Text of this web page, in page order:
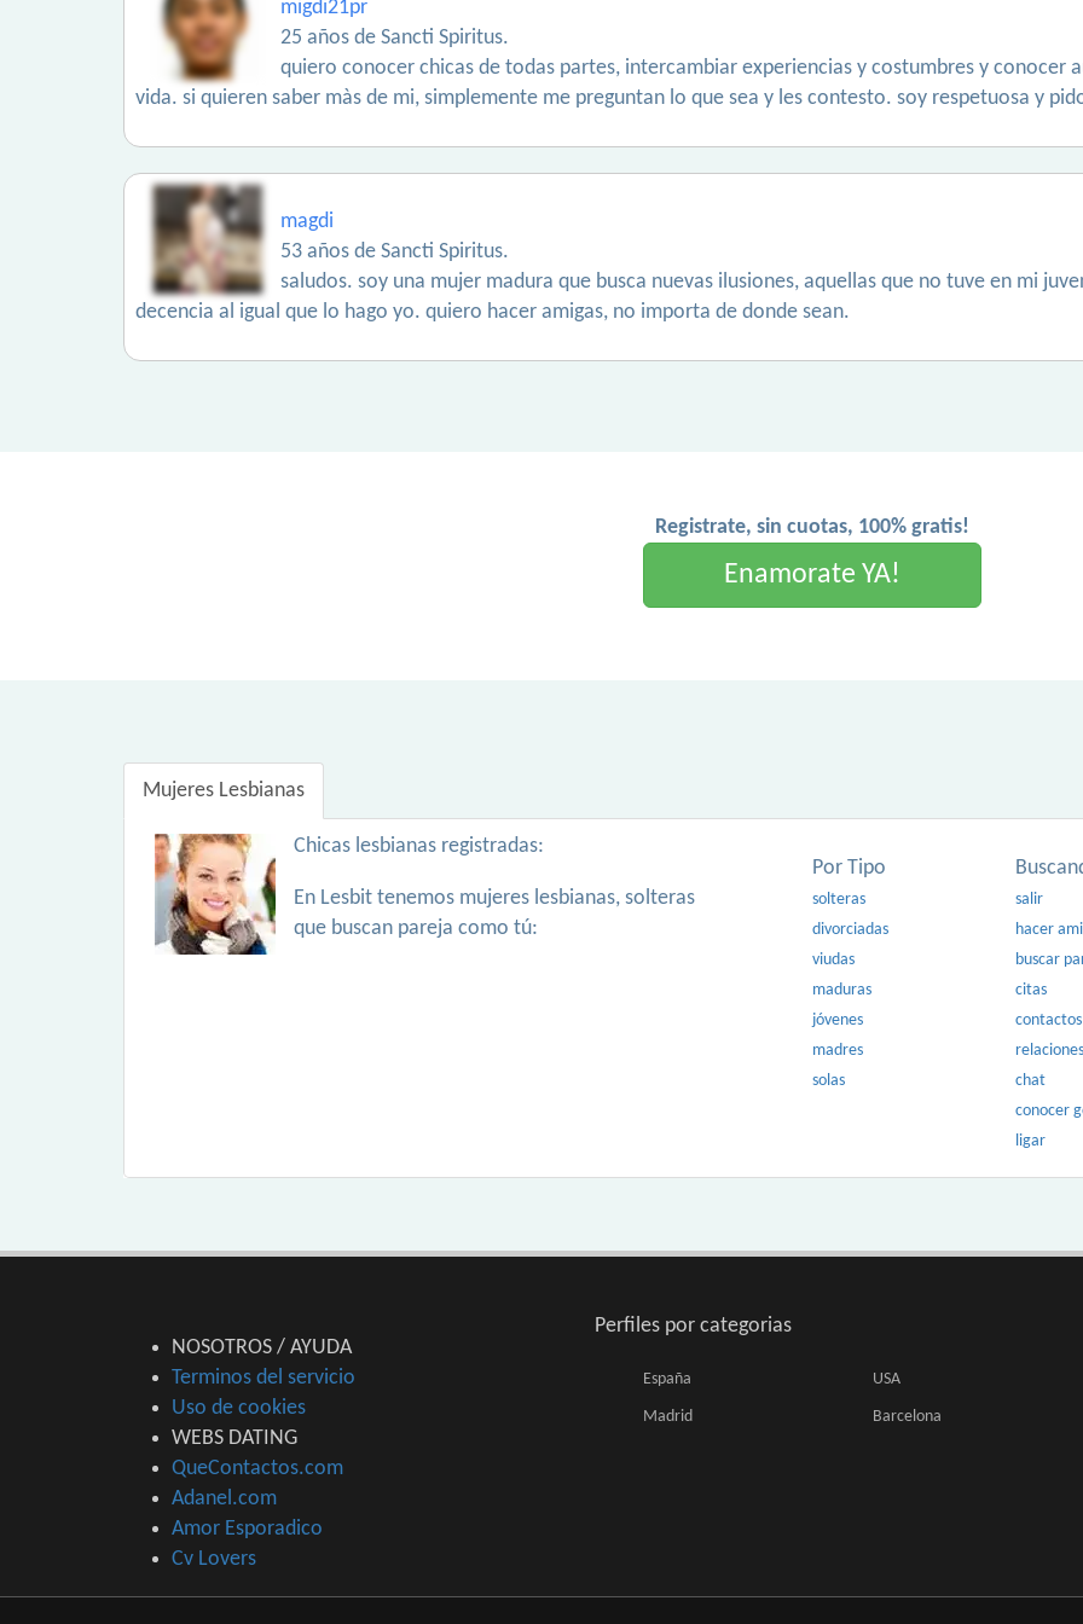
migdi21pr
25 años de Sancti Spiritus.
quiero conocer chicas de todas partes, intercambiar experiencias y costumbres y conocer
vida. si quieren saber màs de mi, simplemente me preguntan lo que sea y les contesto. soy respetuosa y
magdi
53 años de Sancti Spiritus.
saludos. soy una mujer madura que busca nuevas ilusiones, aquellas que no tuve en mi
decencia al igual que lo hago yo. quiero hacer amigas, no importa de donde sean.
Registrate, sin cuotas, 100% gratis!
Enamorate YA!
Mujeres Lesbianas
Chicas lesbianas registradas:
En Lesbit tenemos mujeres lesbianas, solteras
que buscan pareja como tú:
Por Tipo
solteras
divorciadas
viudas
maduras
jóvenes
madres
solas
salir
hacer
buscar
citas
contactos
relaciones
chat
conocer
ligar
NOSOTROS / AYUDA
Terminos del servicio
Uso de cookies
WEBS DATING
QueContactos.com
Adanel.com
Amor Esporadico
Cv Lovers
Perfiles por categorias
España USA
Madrid Barcelona